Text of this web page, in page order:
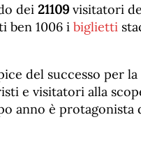
dei 21109 visitatori
ben 1006 i biglietti
del successo per
e visitatori alla
anno è protagonista